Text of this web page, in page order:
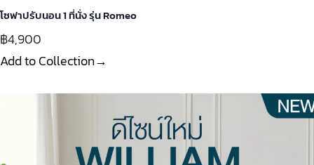
โซฟาปรับนอน 1 ที่นั่ง รุ่น Romeo
฿4,900
Add to Collection→